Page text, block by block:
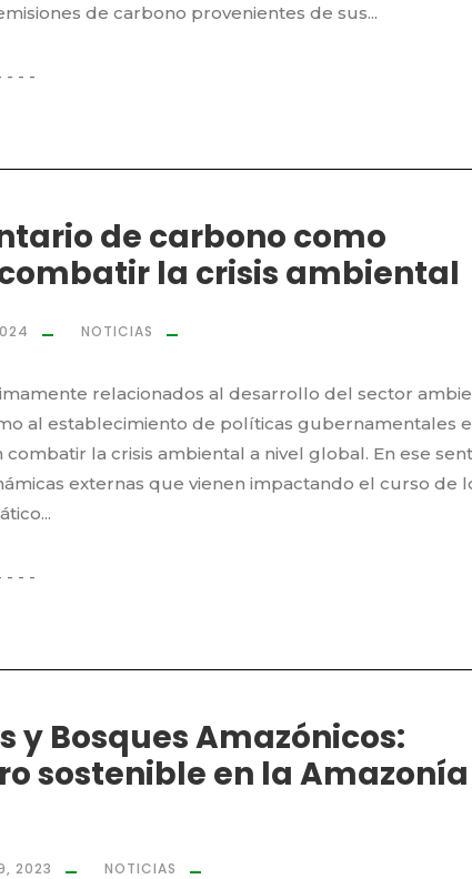
de carbono provenientes de sus...
de carbono como
la crisis ambiental
NOTICIAS
relacionados al desarrollo del sector
al establecimiento de políticas gubernamentales e
la crisis ambiental a nivel global. En ese
externas que vienen impactando el curso de
y Bosques Amazónicos:
sostenible en la Amazonía
2023 NOTICIAS